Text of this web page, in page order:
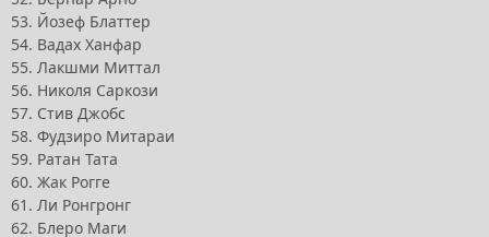
53. Йозеф Блаттер
54. Вадах Ханфар
55. Лакшми Миттал
56. Николя Саркози
57. Стив Джобс
58. Фудзиро Митараи
59. Ратан Тата
60. Жак Рогге
61. Ли Ронгронг
62. Блеро Маги